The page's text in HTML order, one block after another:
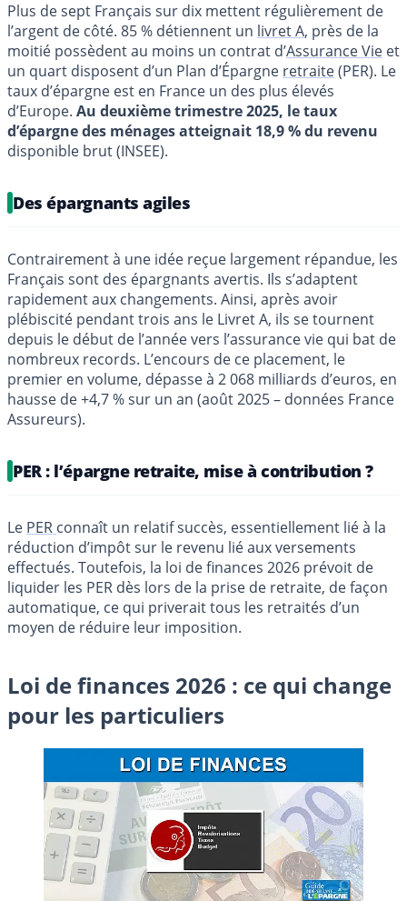
Plus de sept Français sur dix mettent régulièrement de
l’argent de côté. 85 % détiennent un livret A, près de la
moitié possèdent au moins un contrat d’Assurance Vie et
un quart disposent d’un Plan d’Épargne retraite(PER). Le
taux d’épargne est en France un des plus élevés
d’Europe. Au deuxième trimestre 2025, le taux
d’épargne des ménages atteignait 18,9 % du revenu
disponible brut (INSEE).
Des épargnants agiles
Contrairement à une idée reçue largement répandue, les
Français sont des épargnants avertis. Ils s’adaptent
rapidement aux changements. Ainsi, après avoir
plébiscité pendant trois ans le Livret A, ils se tournent
depuis le début de l’année vers l’assurance vie qui bat de
nombreux records. L’encours de ce placement, le
premier en volume, dépasse à 2 068 milliards d’euros, en
hausse de +4,7 % sur un an (août 2025 – données France
Assureurs).
PER : l’épargne retraite, mise à contribution ?
Le PER connaît un relatif succès, essentiellement lié à la
réduction d’impôt sur le revenu lié aux versements
effectués. Toutefois, la loi de finances 2026 prévoit de
liquider les PER dès lors de la prise de retraite, de façon
automatique, ce qui priverait tous les retraités d’un
moyen de réduire leur imposition.
Loi de finances 2026 : ce qui change
pour les particuliers